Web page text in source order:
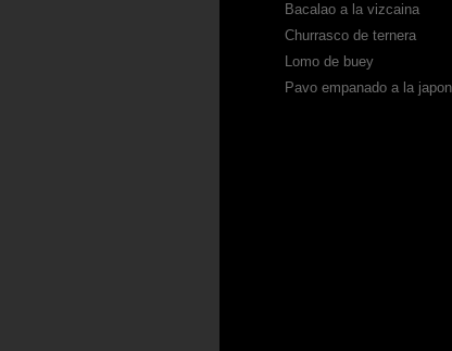
Bacalao a la vizcaina
Churrasco de ternera
Lomo de buey
Pavo empanado a la